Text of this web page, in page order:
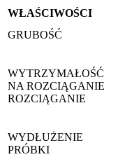
WŁAŚCIWOŚCI
GRUBOŚĆ
WYTRZYMAŁOŚĆ
NA ROZCIĄGANIE
ROZCIĄGANIE
WYDŁUŻENIE
PRÓBKI